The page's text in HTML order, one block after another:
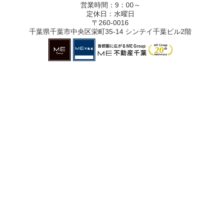
営業時間：9：00～
定休日：水曜日
〒260-0016
千葉県千葉市中央区栄町35-14 シンテイ千葉ビル2階